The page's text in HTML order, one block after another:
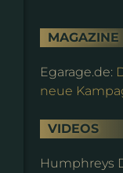
MAGAZINE
Egarage.de:
neue
VIDEOS
Humphreys